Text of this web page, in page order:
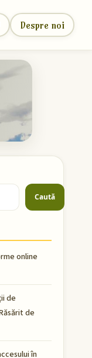
Despre noi
Caută
online
de
de
în